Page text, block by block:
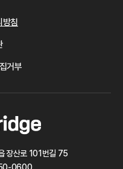
방침
거부
장산로 101번길 75
0600